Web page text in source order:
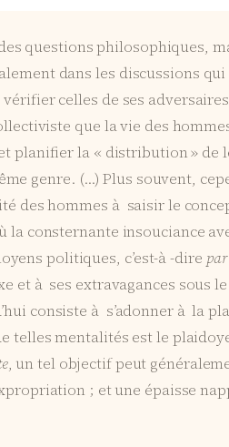
questions philosophiques,
dans les discussions
celles de ses
que la vie des
planifier la « distribution » de
genre. (…) Plus souvent,
des hommes à saisir le
la consternante insouciance
politiques, c’est-à -dire
à ses extravagances sous
consiste à s’adonner à la
telles mentalités est le
, un tel objectif peut
; et une épaisse